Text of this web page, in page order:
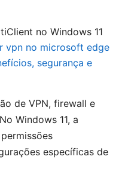
no Windows 11
vpn no microsoft edge
segurança e
de VPN, firewall e
Windows 11, a
específicas de